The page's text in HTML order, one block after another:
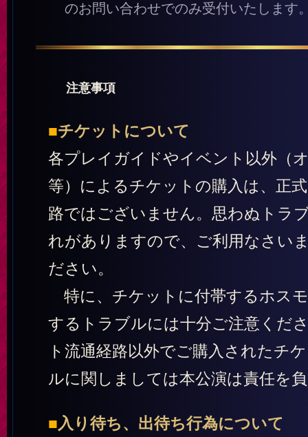
のお問い合わせでのみ受付いたします
注意事項
■チケットについて
各プレイガイドやイベント以外（
等）によるチケットの購入は、正
路ではございません。思わぬトラ
れがありますので、ご利用なさい
ださい。
特に、チケットに付帯するホス
するトラブルには十分ご注意くだ
ト流通経路以外でご購入されたチ
ルに関しましては本公演は責任を
■入り待ち、出待ち行為について